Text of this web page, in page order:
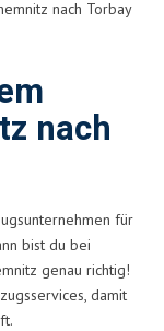
nach Torbay
nach
für
bist du bei
genau richtig!
damit